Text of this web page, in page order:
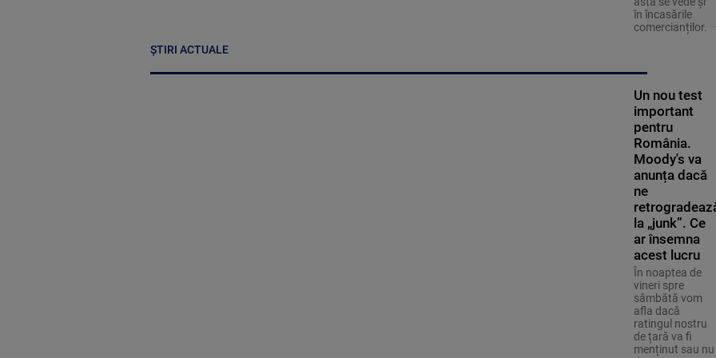
ȘTIRI ACTUALE
în încasările
comercianților.
Un nou test
important
pentru
România.
Moody's va
anunța dacă
ne
la „junk”. Ce
ar însemna
acest lucru
În noaptea de
vineri spre
sâmbătă vom
afla dacă
ratingul nostru
de țară va fi
menținut sau nu